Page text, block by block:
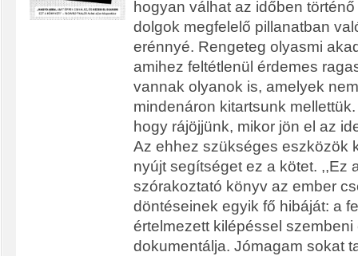
hogyan válhat az időben
dolgok megfelelő pillanatban
erénnyé. Rengeteg olyasmi
amihez feltétlenül érdemes
vannak olyanok is, amelyek
mindenáron kitartsunk
hogy rájöjjünk, mikor jön el az
Az ehhez szükséges eszközök
nyújt segítséget ez a kötet. ,,Ez
szórakoztató könyv az ember
döntéseinek egyik fő hibáját: a
értelmezett kilépéssel szembeni
dokumentálja. Jómagam sokat